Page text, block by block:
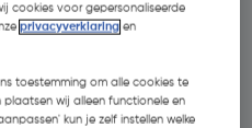
cookies voor gepersonaliseerde
privacyverklaring en
toestemming om alle cookies te
wij alleen functionele en
kun je zelf instellen welke